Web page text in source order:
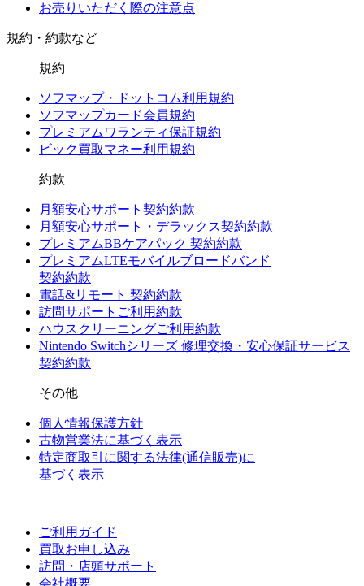
お売りいただく際の注意点
規約・約款など
規約
ソフマップ・ドットコム利用規約
ソフマップカード会員規約
プレミアムワランティ保証規約
ビック買取マネー利用規約
約款
月額安心サポート契約約款
月額安心サポート・デラックス契約約款
プレミアムBBケアパック 契約約款
プレミアムLTEモバイルブロードバンド
契約約款
電話&リモート 契約約款
訪問サポートご利用約款
ハウスクリーニングご利用約款
Nintendo Switchシリーズ 修理交換・安心保証サービス
契約約款
その他
個人情報保護方針
古物営業法に基づく表示
特定商取引に関する法律(通信販売)に
基づく表示
ご利用ガイド
買取お申し込み
訪問・店頭サポート